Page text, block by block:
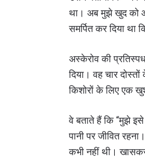
था। अब मुझे खुद को
समर्पित कर दिया
अस्केरोव की
दिया। वह चार
किशोरों के लिए एक
वे बताते हैं कि “मुझे
पानी पर जीवित
कभी नहीं थी।